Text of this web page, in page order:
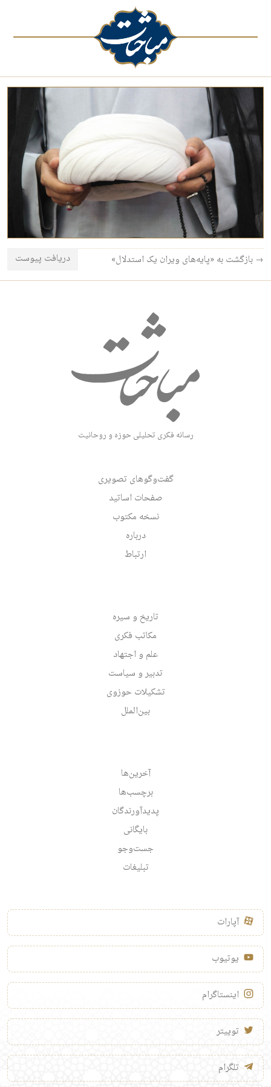
دریافت پیوست → بازگشت به «پایه‌های ویران یک استدلال»
رسانه فکری تحلیلی حوزه و روحانیت
گفت‌وگوهای تصویری
صفحات اساتید
نسخه مکتوب
درباره
ارتباط
تاریخ و سیره
مکاتب فکری
علم و اجتهاد
تدبیر و سیاست
تشکیلات حوزوی
بین‌الملل
آخرین‌ها
برچسب‌ها
پدیدآورندگان
بایگانی
جست‌وجو
تبلیغات
آپارات
یوتیوب
اینستاگرام
توییتر
تلگرام